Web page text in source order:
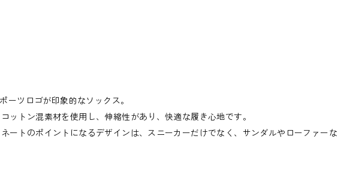
ーツロゴが印象的なソックス。
ットン混素材を使用し、伸縮性があり、快適な履き心地です。
ートのポイントになるデザインは、スニーカーだけでなく、サンダルやローファーな